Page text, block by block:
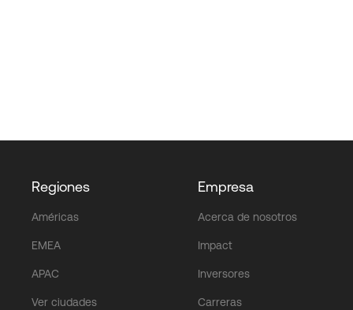
Regiones
Américas
EMEA
APAC
Ver ciudades
Empresa
Acerca de nosotros
Impact
Inversores
Carreras